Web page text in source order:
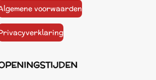
voorwaarden